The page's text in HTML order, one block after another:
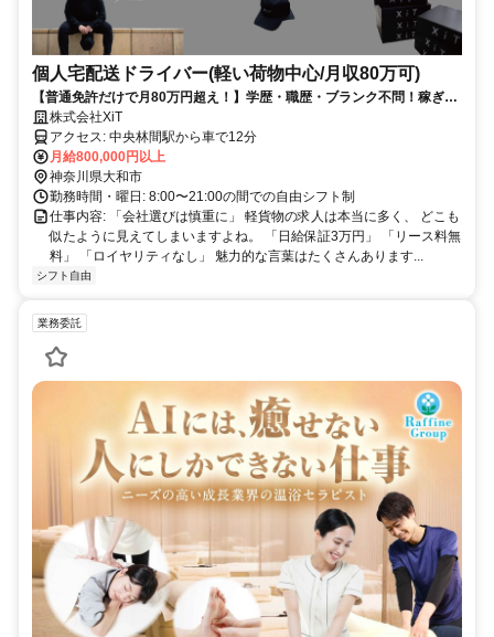
個人宅配送ドライバー(軽い荷物中心/月収80万可)
【普通免許だけで月80万円超え！】学歴・職歴・ブランク不問！稼ぎた
い気持ちがあれば即スタート可能！まずは30分のWEB説明からスタート
株式会社XiT
アクセス: 中央林間駅から車で12分
月給800,000円以上
神奈川県大和市
勤務時間・曜日: 8:00〜21:00の間での自由シフト制
仕事内容: 「会社選びは慎重に」 軽貨物の求人は本当に多く、 どこも
似たように見えてしまいますよね。 「日給保証3万円」 「リース料無
料」 「ロイヤリティなし」 魅力的な言葉はたくさんあります...
シフト自由
業務委託